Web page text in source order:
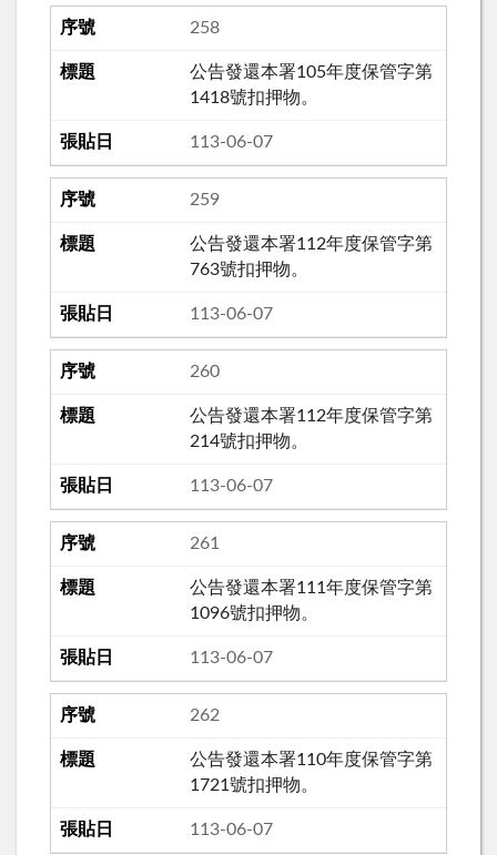
258
公告發還本署105年度保管字第
1418號扣押物。
113-06-07
259
公告發還本署112年度保管字第
763號扣押物。
113-06-07
260
公告發還本署112年度保管字第
214號扣押物。
113-06-07
261
公告發還本署111年度保管字第
1096號扣押物。
113-06-07
262
公告發還本署110年度保管字第
1721號扣押物。
113-06-07